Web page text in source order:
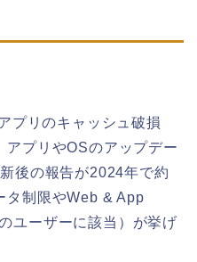
プリのキャッシュ破損
アプリやOSのアップデー
後の報告が2024年で約
タ制限やWeb & App
ユーザーに該当）が挙げ